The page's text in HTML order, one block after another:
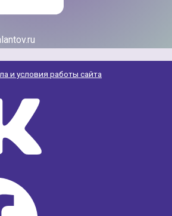
и условия работы сайта